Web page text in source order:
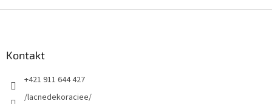
v
Kontakt
+421 911 644 427
/lacnedekoraciee/